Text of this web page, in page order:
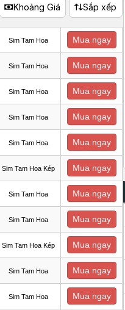
Khoảng Giá Sắp xếp
Sim Tam Hoa Mua ngay
Sim Tam Hoa Mua ngay
Sim Tam Hoa Mua ngay
Sim Tam Hoa Mua ngay
Sim Tam Hoa Mua ngay
Sim Tam Hoa Kép Mua ngay
Sim Tam Hoa Mua ngay
Sim Tam Hoa Mua ngay
Sim Tam Hoa Kép Mua ngay
Sim Tam Hoa Mua ngay
Sim Tam Hoa Mua ngay